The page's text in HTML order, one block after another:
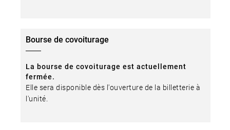
Bourse de covoiturage
La bourse de covoiturage est actuellement
fermée.
Elle sera disponible dès l'ouverture de la billetterie à
l'unité.